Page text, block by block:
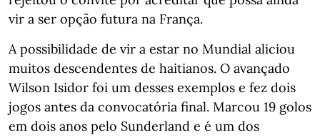
vir a ser opção futura na França.
A possibilidade de vir a estar no Mundial aliciou
muitos descendentes de haitianos. O avançado
Wilson Isidor foi um desses exemplos e fez dois
jogos antes da convocatória final. Marcou 19 golos
em dois anos pelo Sunderland e é um dos